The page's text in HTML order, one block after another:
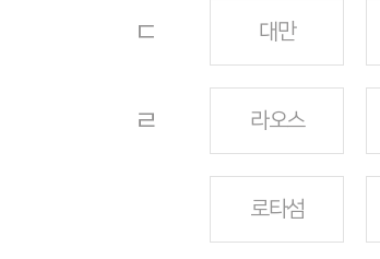
ㄷ 대만
ㄹ 라오스
로타섬